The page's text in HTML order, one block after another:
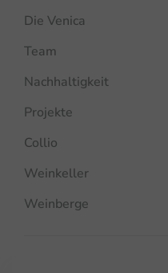
Die Venica
Team
Nachhaltigkeit
Projekte
Collio
Weinkeller
Weinberge